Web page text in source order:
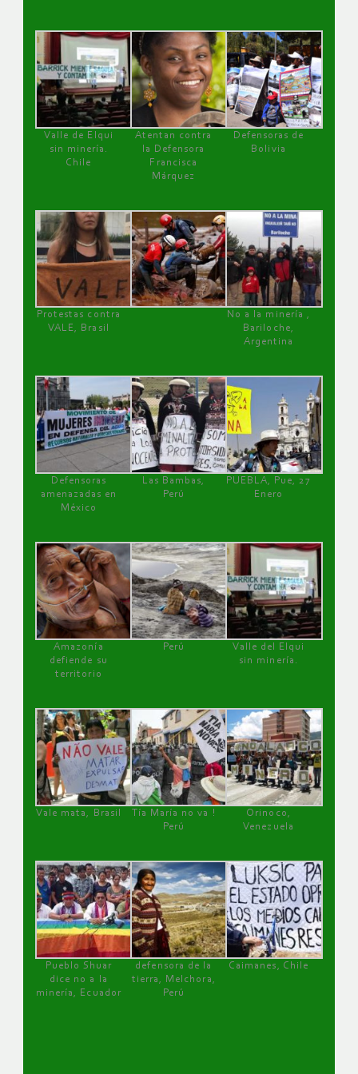
Valle de Elqui
sin minería.
Chile
Atentan contra
la Defensora
Francisca
Márquez
Defensoras de
Bolivia
Protestas contra
VALE, Brasil
No a la minería ,
Bariloche,
Argentina
Defensoras
amenazadas en
México
Las Bambas,
Perú
PUEBLA, Pue, 27
Enero
Amazonía
defiende su
territorio
Perú
Valle del Elqui
sin minería.
Vale mata, Brasil
Tía María no va !
Perú
Orinoco,
Venezuela
Pueblo Shuar
dice no a la
minería, Ecuador
defensora de la
tierra, Melchora,
Perú
Caimanes, Chile